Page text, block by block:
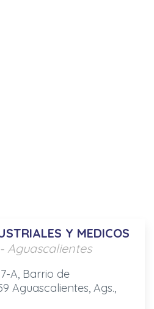
Y MEDICOS
- Aguascalientes
A, Barrio de
Aguascalientes, Ags.,